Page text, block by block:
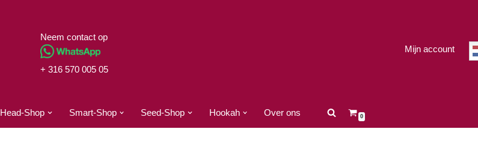
Neem contact op
+ 316 570 005 05
Mijn account
Head-Shop Smart-Shop Seed-Shop Hookah Over ons 0